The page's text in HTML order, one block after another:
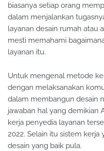
biasanya setiap orang
dalam menjalankan
layanan desain rumah atau
mesti memahami
layanan itu.
Untuk mengenal metode
dengan melaksanakan
dalam membangun desain
jawaban hal yang demikian
kerja penyedia layanan
2022. Selain itu sistem
desain yang baik pula.